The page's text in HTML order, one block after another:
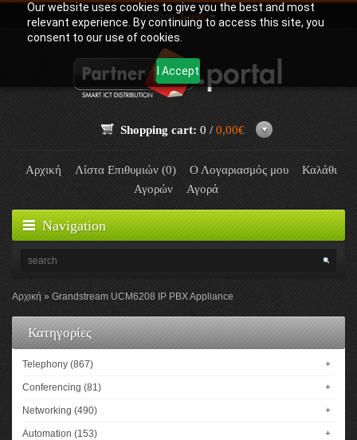
Our website uses cookies to give you the best and most
relevant experience. By continuing to access this site, you
consent to our use of cookies.
I Accept
Γλώσσα:Greek
Shopping cart: 0 / 0,00€
Αρχική Λίστα Επιθυμιών (0) Ο Λογαριασμός μου
Καλάθι
Αγορών
Αγορά
Navigation
Αρχική Grandstream UCM6208 IP PBX Appliance
Κατηγορίες
Telephony (867) +
Conferencing (81) +
Networking (490) +
Automation (153) +